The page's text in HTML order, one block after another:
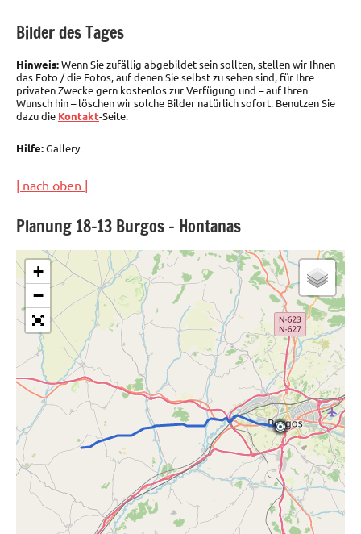
Bilder des Tages
Hinweis:Wenn Sie zufällig abgebildet sein sollten, stellen wir Ihnen
das Foto / die Fotos, auf denen Sie selbst zu sehen sind, für Ihre
privaten Zwecke gern kostenlos zur Verfügung und – auf Ihren
Wunsch hin – löschen wir solche Bilder natürlich sofort. Benutzen Sie
dazu die Kontakt-Seite.
Hilfe:Gallery
| nach oben |
Planung 18-13 Burgos – Hontanas
+
−